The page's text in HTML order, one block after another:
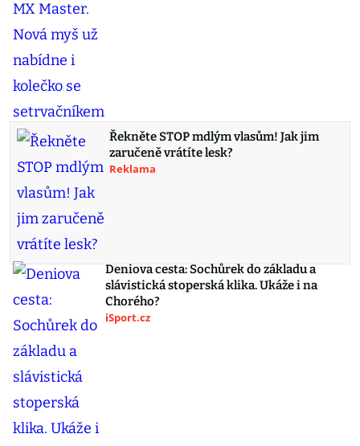
Řekněte STOP mdlým vlasům! Jak jim
zaručeně vrátíte lesk?
Reklama
Deniova cesta: Sochůrek do základu a
slávistická stoperská klika. Ukáže i na
Chorého?
iSport.cz